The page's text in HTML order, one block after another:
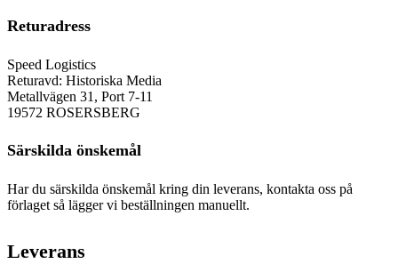
Returadress
Speed Logistics
Returavd: Historiska Media
Metallvägen 31, Port 7-11
19572 ROSERSBERG
Särskilda önskemål
Har du särskilda önskemål kring din leverans, kontakta oss på
förlaget så lägger vi beställningen manuellt.
Leverans